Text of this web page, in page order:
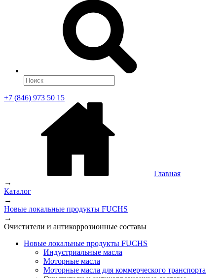
+7 (846) 973 50 15
Главная
→
Каталог
→
Новые локальные продукты FUCHS
→
Очистители и антикоррозионные составы
Новые локальные продукты FUCHS
Индустриальные масла
Моторные масла
Моторные масла для коммерческого транспорта